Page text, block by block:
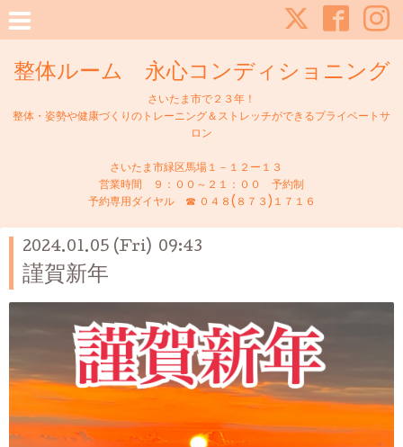
整体ルーム 永心コンディショニング
さいたま市で２３年！
整体・姿勢や健康づくりのトレーニング＆ストレッチができるプライベートサ
ロン
さいたま市緑区馬場１－１２ー１３
営業時間 ９：００～２１：００ 予約制
予約専用ダイヤル ☎ ０４８(８７３)１７１６
2024.01.05 (Fri) 09:43
謹賀新年